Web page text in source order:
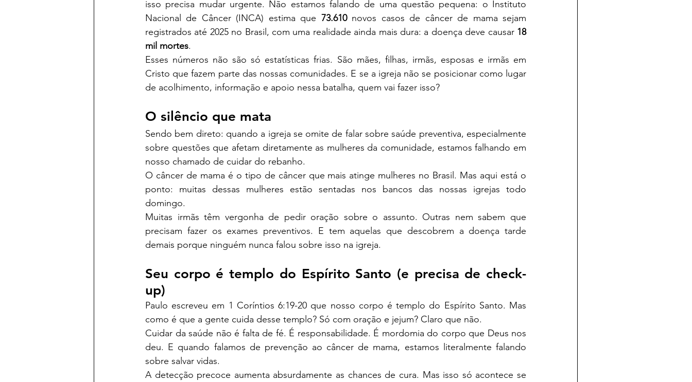
isso precisa mudar urgente. Não estamos falando de uma questão pequena: o Instituto
Nacional de Câncer (INCA) estima que 73.610 novos casos de câncer de mama sejam
registrados até 2025 no Brasil, com uma realidade ainda mais dura: a doença deve causar 18
mil mortes.
Esses números não são só estatísticas frias. São mães, filhas, irmãs, esposas e irmãs em
Cristo que fazem parte das nossas comunidades. E se a igreja não se posicionar como lugar
de acolhimento, informação e apoio nessa batalha, quem vai fazer isso?
O silêncio que mata
Sendo bem direto: quando a igreja se omite de falar sobre saúde preventiva, especialmente
sobre questões que afetam diretamente as mulheres da comunidade, estamos falhando em
nosso chamado de cuidar do rebanho.
O câncer de mama é o tipo de câncer que mais atinge mulheres no Brasil. Mas aqui está o
ponto: muitas dessas mulheres estão sentadas nos bancos das nossas igrejas todo
domingo.
Muitas irmãs têm vergonha de pedir oração sobre o assunto. Outras nem sabem que
precisam fazer os exames preventivos. E tem aquelas que descobrem a doença tarde
demais porque ninguém nunca falou sobre isso na igreja.
Seu corpo é templo do Espírito Santo (e precisa de check-
up)
Paulo escreveu em 1 Coríntios 6:19-20 que nosso corpo é templo do Espírito Santo. Mas
como é que a gente cuida desse templo? Só com oração e jejum? Claro que não.
Cuidar da saúde não é falta de fé. É responsabilidade. É mordomia do corpo que Deus nos
deu. E quando falamos de prevenção ao câncer de mama, estamos literalmente falando
sobre salvar vidas.
A detecção precoce aumenta absurdamente as chances de cura. Mas isso só acontece se